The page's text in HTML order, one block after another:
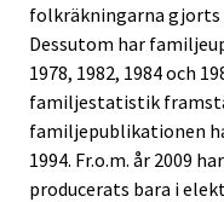
folkräkningarna gjorts
Dessutom har
1978, 1982, 1984 och
familjestatistik
familjepublikationen
1994. Fr.o.m. år 2009
producerats bara i